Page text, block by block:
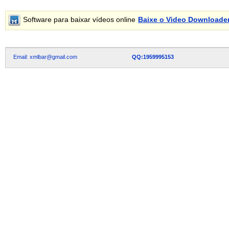
Software para baixar vídeos online Baixe o Video
Email: xmlbar@gmail.com QQ:1959995153